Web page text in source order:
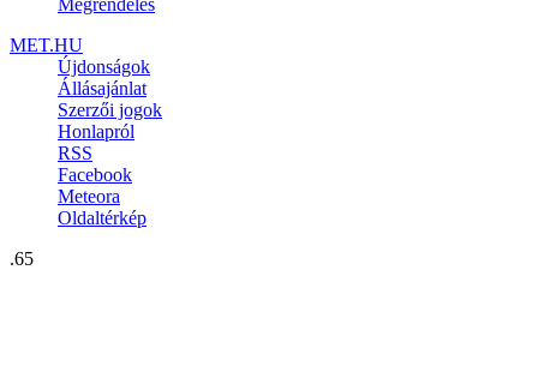
MET.HU
Újdonságok
Állásajánlat
Szerzői jogok
Honlapról
RSS
Facebook
Meteora
Oldaltérkép
.65